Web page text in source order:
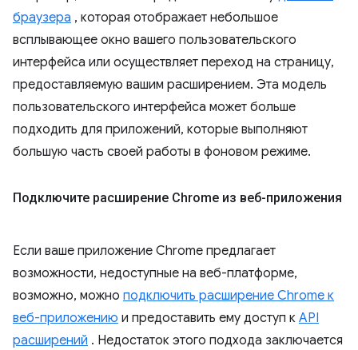
браузера , которая отображает небольшое
всплывающее окно вашего пользовательского
интерфейса или осуществляет переход на страницу,
предоставляемую вашим расширением. Эта модель
пользовательского интерфейса может больше
подходить для приложений, которые выполняют
большую часть своей работы в фоновом режиме.
Подключите расширение Chrome из веб-приложения
Если ваше приложение Chrome предлагает
возможности, недоступные на веб-платформе,
возможно, можно подключить расширение Chrome к
веб-приложению и предоставить ему доступ к API
расширений . Недостаток этого подхода заключается